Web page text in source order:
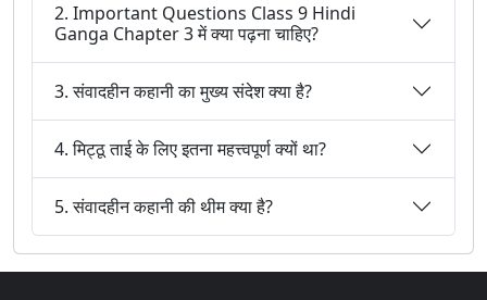
2. Important Questions Class 9 Hindi
Ganga Chapter 3 में क्या पढ़ना चाहिए?
3. संवादहीन कहानी का मुख्य संदेश क्या है?
4. मिट्ठू ताई के लिए इतना महत्त्वपूर्ण क्यों था?
5. संवादहीन कहानी की थीम क्या है?